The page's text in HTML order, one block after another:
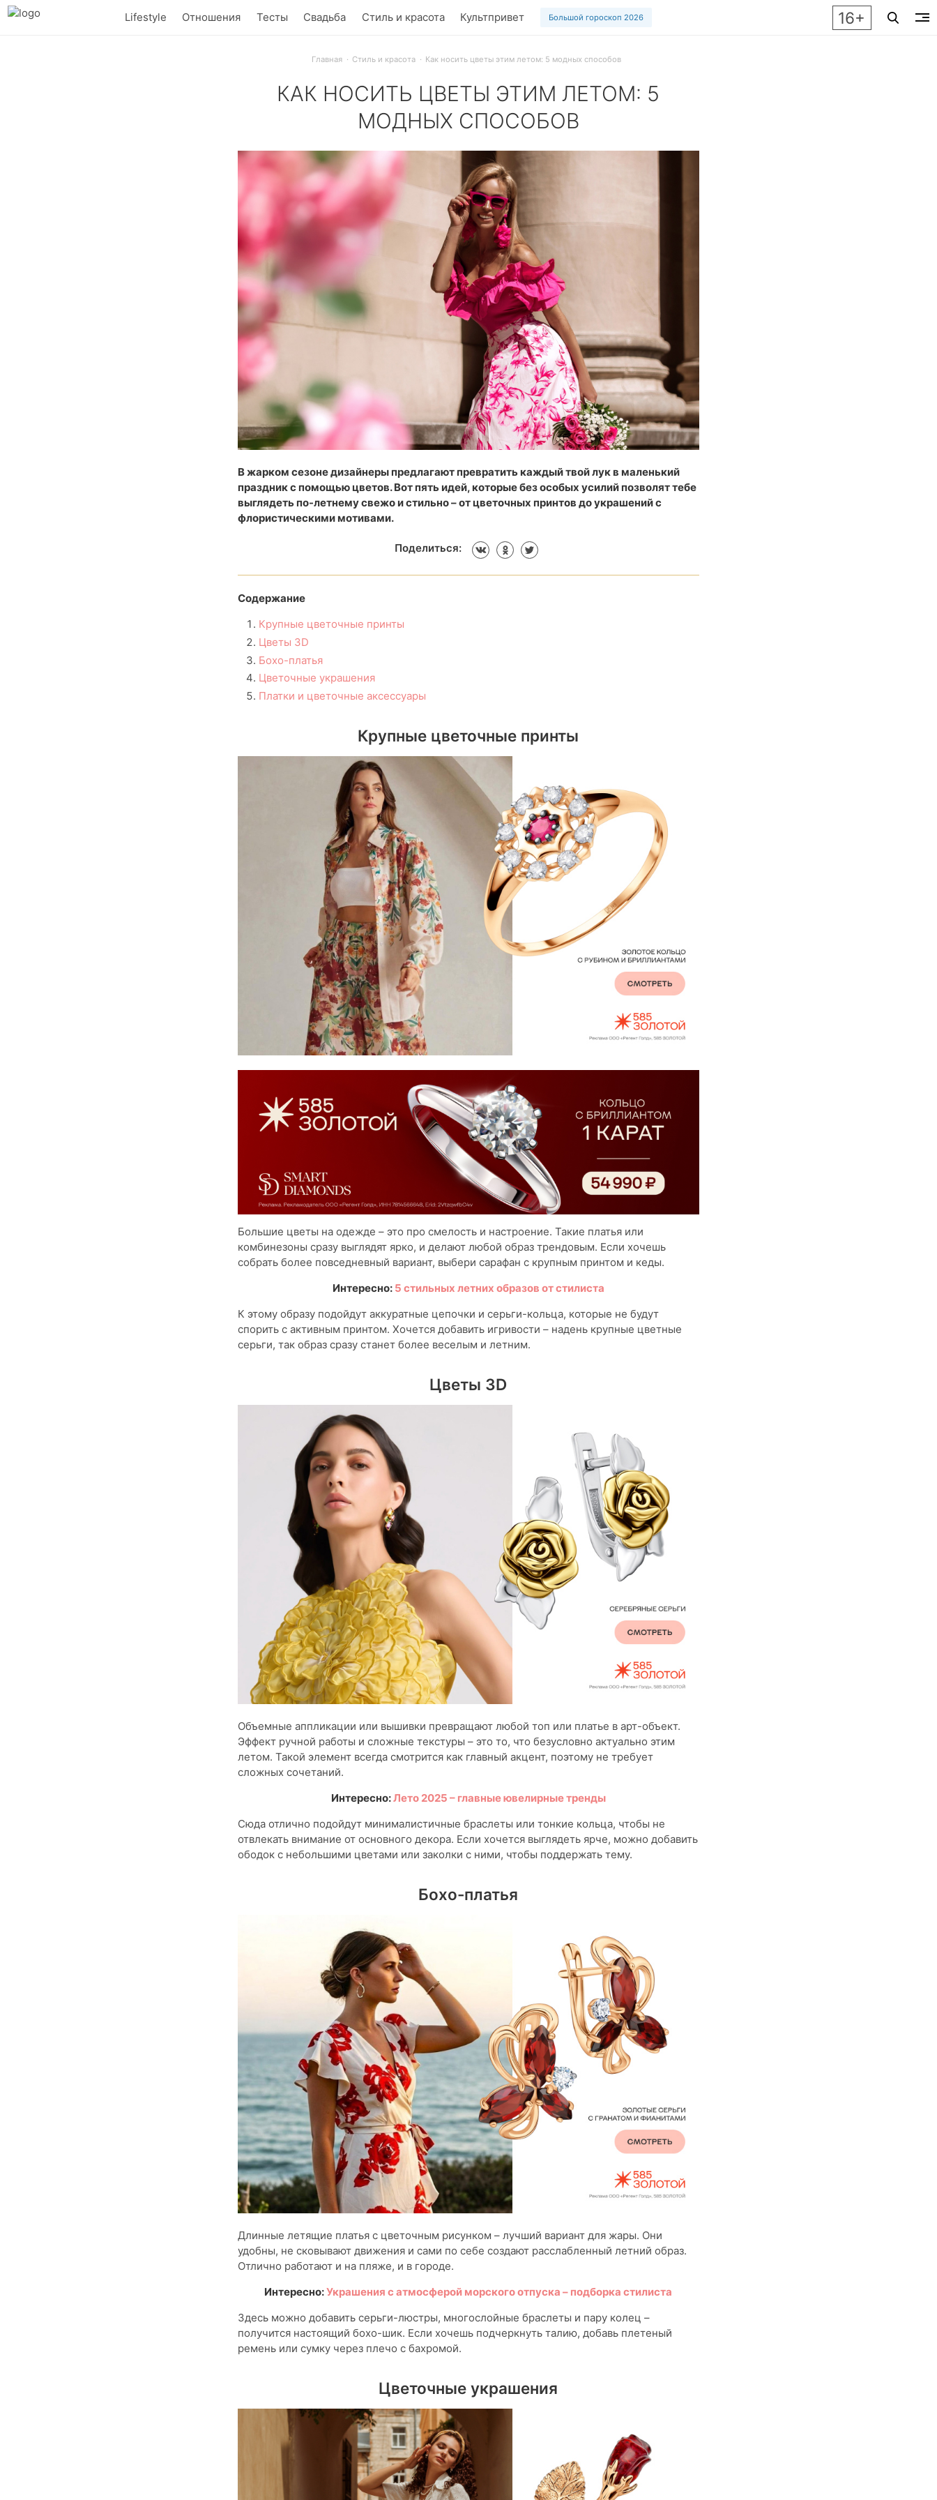
Lifestyle Отношения Тесты Свадьба Стиль и красота Культпривет Большой гороскоп 2026 16+
Главная Стиль и красота Как носить цветы этим летом: 5 модных способов
КАК НОСИТЬ ЦВЕТЫ ЭТИМ ЛЕТОМ: 5
МОДНЫХ СПОСОБОВ
Цветы – неизменный тренд летнего сезона. Узнайте 5 стильных способов задействовать их в своих образах. Практические советы от
В жарком сезоне дизайнеры предлагают превратить каждый твой лук в маленький
праздник с помощью цветов. Вот пять идей, которые без особых усилий позволят тебе
выглядеть по-летнему свежо и стильно – от цветочных принтов до украшений с
флористическими мотивами.
Поделиться:
Содержание
Крупные цветочные принты
Цветы 3D
Бохо-платья
Цветочные украшения
Платки и цветочные аксессуары
Крупные цветочные принты
Большие цветы на одежде – это про смелость и настроение. Такие платья или
комбинезоны сразу выглядят ярко, и делают любой образ трендовым. Если хочешь
собрать более повседневный вариант, выбери сарафан с крупным принтом и кеды.
Интересно: 5 стильных летних образов от стилиста
К этому образу подойдут аккуратные цепочки и серьги-кольца, которые не будут
спорить с активным принтом. Хочется добавить игривости – надень крупные цветные
серьги, так образ сразу станет более веселым и летним.
Цветы 3D
Объемные аппликации или вышивки превращают любой топ или платье в арт-объект.
Эффект ручной работы и сложные текстуры – это то, что безусловно актуально этим
летом. Такой элемент всегда смотрится как главный акцент, поэтому не требует
сложных сочетаний.
Интересно:Лето 2025 – главные ювелирные тренды
Сюда отлично подойдут минималистичные браслеты или тонкие кольца, чтобы не
отвлекать внимание от основного декора. Если хочется выглядеть ярче, можно добавить
ободок с небольшими цветами или заколки с ними, чтобы поддержать тему.
Бохо-платья
Длинные летящие платья с цветочным рисунком – лучший вариант для жары. Они
удобны, не сковывают движения и сами по себе создают расслабленный летний образ.
Отлично работают и на пляже, и в городе.
Интересно:Украшения с атмосферой морского отпуска – подборка стилиста
Здесь можно добавить серьги-люстры, многослойные браслеты и пару колец –
получится настоящий бохо-шик. Если хочешь подчеркнуть талию, добавь плетеный
ремень или сумку через плечо с бахромой.
Цветочные украшения